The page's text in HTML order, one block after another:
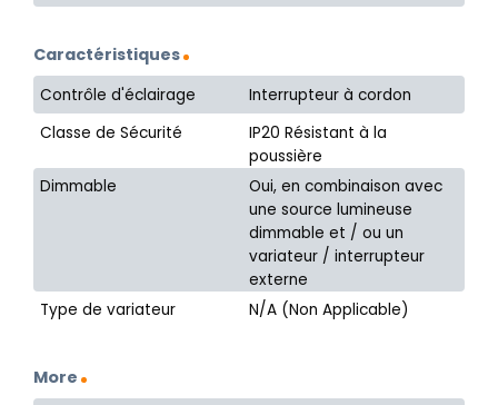
Caractéristiques
Contrôle d'éclairage
Interrupteur à cordon
Classe de Sécurité
IP20 Résistant à la
poussière
Dimmable
Oui, en combinaison avec
une source lumineuse
dimmable et / ou un
variateur / interrupteur
externe
Type de variateur
N/A (Non Applicable)
More